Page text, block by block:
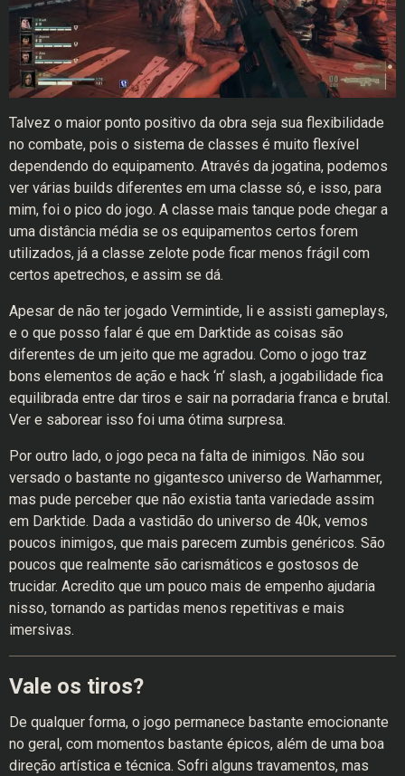
Talvez o maior ponto positivo da obra seja sua flexibilidade
no combate, pois o sistema de classes é muito flexível
dependendo do equipamento. Através da jogatina, podemos
ver várias builds diferentes em uma classe só, e isso, para
mim, foi o pico do jogo. A classe mais tanque pode chegar a
uma distância média se os equipamentos certos forem
utilizados, já a classe zelote pode ficar menos frágil com
certos apetrechos, e assim se dá.
Apesar de não ter jogado Vermintide, ​li e assisti gameplays,
e o que posso falar é que em Darktide as coisas são
diferentes de um jeito que me agradou. Como o jogo traz
bons elementos de ação e hack ‘n’ slash, a jogabilidade fica
equilibrada entre dar tiros e sair na porradaria franca e brutal.
Ver e saborear isso foi uma ótima surpresa.
Por outro lado, o jogo peca na falta de inimigos. Não sou
versado o bastante no gigantesco universo de Warhammer,
mas pude perceber que não existia tanta variedade assim
em Darktide. Dada a vastidão do universo de 40k, vemos
poucos inimigos, que mais parecem zumbis genéricos. São
poucos que realmente são carismáticos e gostosos de
trucidar. Acredito que um pouco mais de empenho ajudaria
nisso, tornando as partidas menos repetitivas e mais
imersivas.
Vale os tiros?
De qualquer forma, o jogo permanece bastante emocionante
no geral, com momentos bastante épicos, além de uma boa
direção artística e técnica. Sofri alguns travamentos, mas